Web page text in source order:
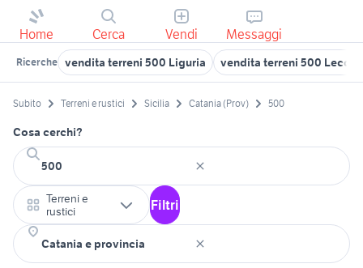
Home Cerca Vendi Messaggi
Ricerche vendita terreni 500 Liguria vendita terreni 500 Lecce
Subito Terreni e rustici Sicilia Catania (Prov) 500
Cosa cerchi?
Terreni e
rustici
Filtri